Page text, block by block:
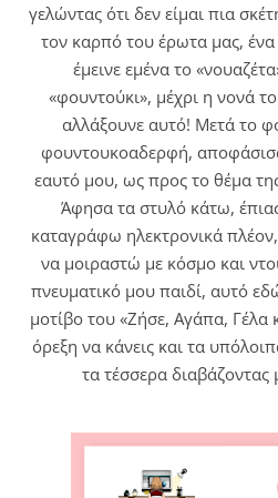
γελώντας ότι δεν είμαι πια
τον καρπό του έρωτα μας,
έμεινε εμένα το
«φουντούκι», μέχρι η νονά
αλλάξουνε αυτό! Μετά το
φουντουκοαδερφή,
εαυτό μου, ως προς το θέμα
Άφησα τα στυλό κάτω,
καταγράφω ηλεκτρονικά
να μοιραστώ με κόσμο και
πνευματικό μου παιδί, αυτό
μοτίβο του «Ζήσε, Αγάπα, Γέλα
όρεξη να κάνεις και τα
τα τέσσερα